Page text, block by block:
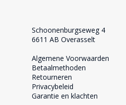
Schoonenburgseweg 4
6611 AB Overasselt
Algemene Voorwaarden
Betaalmethoden
Retourneren
Privacybeleid
Garantie en klachten